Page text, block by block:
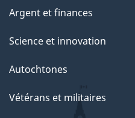
e
Argent et finances
Science et innovation
Autochtones
Vétérans et militaires